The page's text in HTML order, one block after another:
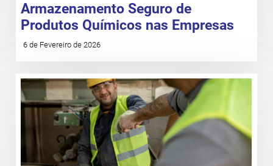
Armazenamento Seguro de
Produtos Químicos nas Empresas
6 de Fevereiro de 2026